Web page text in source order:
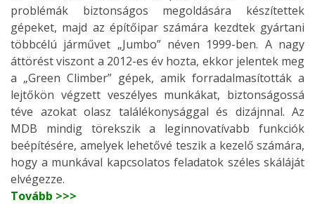
problémák biztonságos megoldására készítettek
gépeket, majd az építőipar számára kezdtek gyártani
többcélú járművet „Jumbo” néven 1999-ben. A nagy
áttörést viszont a 2012-es év hozta, ekkor jelentek meg
a „Green Climber” gépek, amik forradalmasították a
lejtőkön végzett veszélyes munkákat, biztonságossá
téve azokat olasz találékonysággal és dizájnnal. Az
MDB mindig törekszik a leginnovatívabb funkciók
beépítésére, amelyek lehetővé teszik a kezelő számára,
hogy a munkával kapcsolatos feladatok széles skáláját
elvégezze.
Tovább >>>